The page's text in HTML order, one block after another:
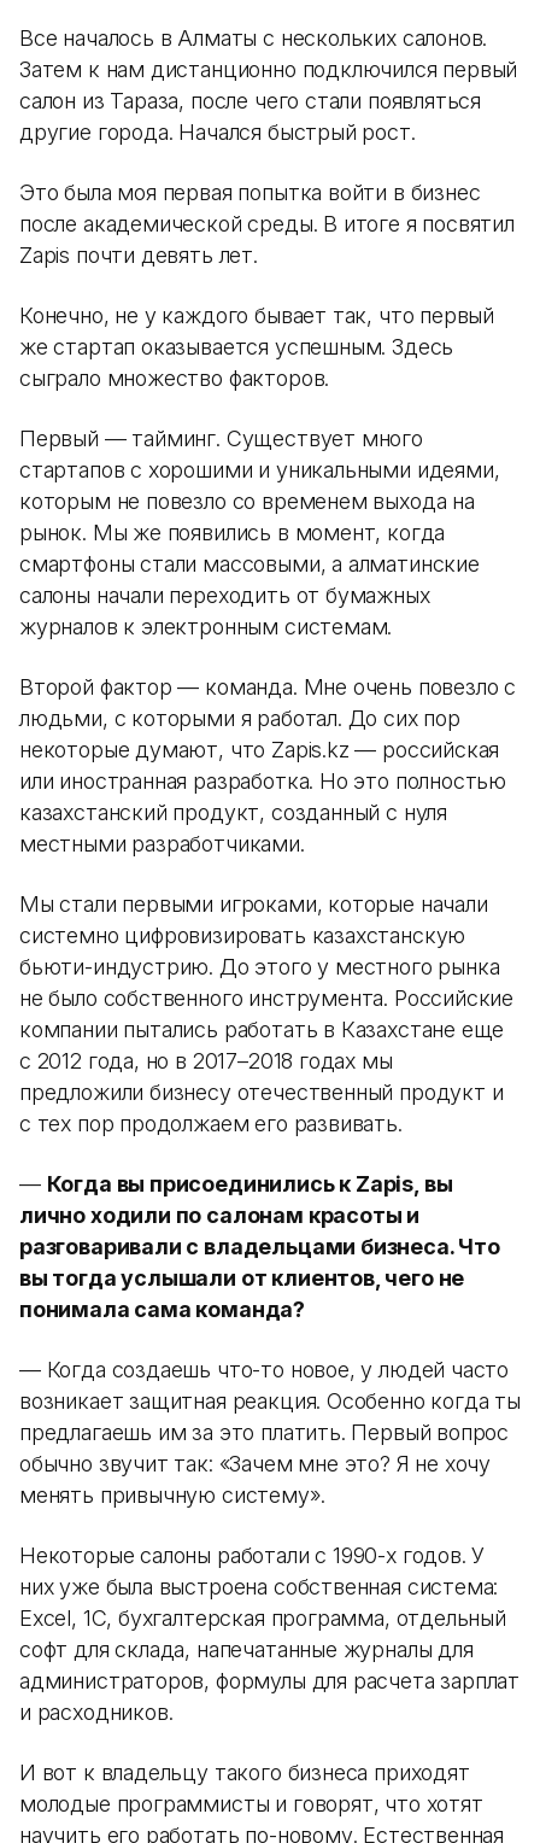
Все началось в Алматы с нескольких салонов.
Затем к нам дистанционно подключился первый
салон из Тараза, после чего стали появляться
другие города. Начался быстрый рост.
Это была моя первая попытка войти в бизнес
после академической среды. В итоге я посвятил
Zapis почти девять лет.
Конечно, не у каждого бывает так, что первый
же стартап оказывается успешным. Здесь
сыграло множество факторов.
Первый — тайминг. Существует много
стартапов с хорошими и уникальными идеями,
которым не повезло со временем выхода на
рынок. Мы же появились в момент, когда
смартфоны стали массовыми, а алматинские
салоны начали переходить от бумажных
журналов к электронным системам.
Второй фактор — команда. Мне очень повезло с
людьми, с которыми я работал. До сих пор
некоторые думают, что Zapis.kz — российская
или иностранная разработка. Но это полностью
казахстанский продукт, созданный с нуля
местными разработчиками.
Мы стали первыми игроками, которые начали
системно цифровизировать казахстанскую
бьюти-индустрию. До этого у местного рынка
не было собственного инструмента. Российские
компании пытались работать в Казахстане еще
с 2012 года, но в 2017–2018 годах мы
предложили бизнесу отечественный продукт и
с тех пор продолжаем его развивать.
— Когда вы присоединились к Zapis, вы
лично ходили по салонам красоты и
разговаривали с владельцами бизнеса. Что
вы тогда услышали от клиентов, чего не
понимала сама команда?
— Когда создаешь что-то новое, у людей часто
возникает защитная реакция. Особенно когда ты
предлагаешь им за это платить. Первый вопрос
обычно звучит так: «Зачем мне это? Я не хочу
менять привычную систему».
Некоторые салоны работали с 1990-х годов. У
них уже была выстроена собственная система:
Excel, 1С, бухгалтерская программа, отдельный
софт для склада, напечатанные журналы для
администраторов, формулы для расчета зарплат
и расходников.
И вот к владельцу такого бизнеса приходят
молодые программисты и говорят, что хотят
научить его работать по-новому. Естественная